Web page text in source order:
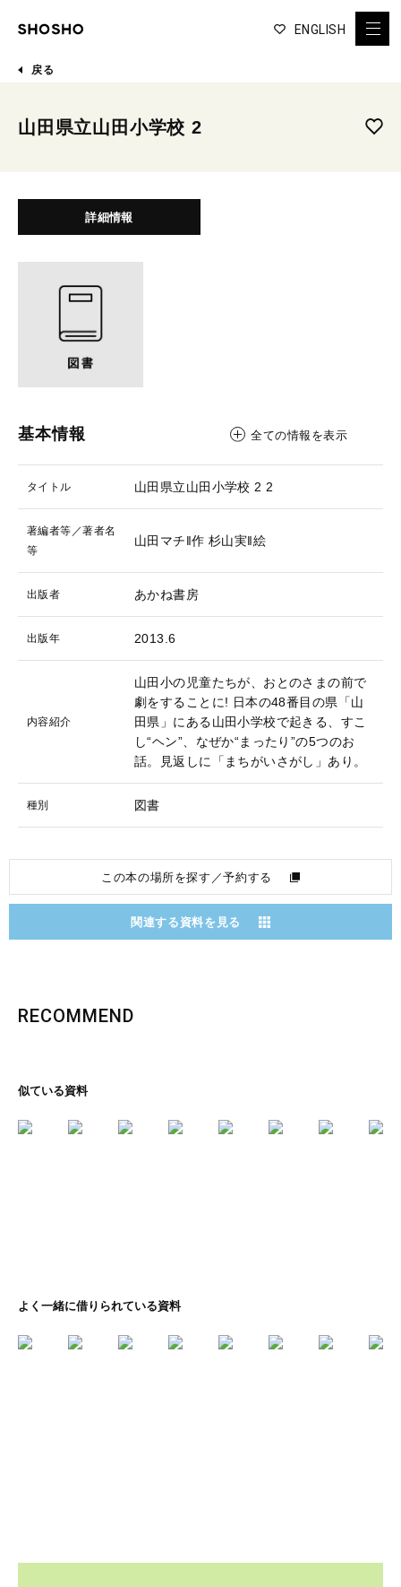
ENGLISH
戻る
山田県立山田小学校 2
詳細情報
基本情報 全ての情報を表示
タイトル 山田県立山田小学校 2 2
著編者等／著者名
等
山田マチ‖作 杉山実‖絵
出版者 あかね書房
出版年 2013.6
内容紹介
山田小の児童たちが、おとのさまの前で
劇をすることに! 日本の48番目の県「山
田県」にある山田小学校で起きる、すこ
し“ヘン”、なぜか“まったり”の5つのお
話。見返しに「まちがいさがし」あり。
種別 図書
この本の場所を探す／予約する
関連する資料を見る
RECOMMEND
似ている資料
よく一緒に借りられている資料